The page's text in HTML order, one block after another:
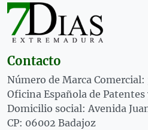
Contacto
Número de Marca
Oficina Española de Patentes
Domicilio social: Avenida
CP: 06002 Badajoz